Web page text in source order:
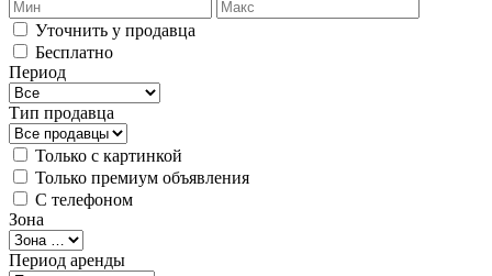
Уточнить у продавца
Бесплатно
Период
Тип продавца
Только с картинкой
Только премиум объявления
С телефоном
Зона
Период аренды